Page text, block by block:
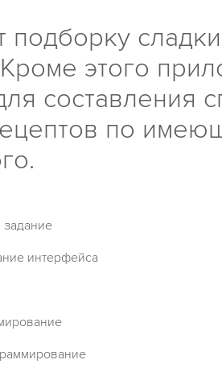
подборку
этого
составления
по
задание
интерфейса